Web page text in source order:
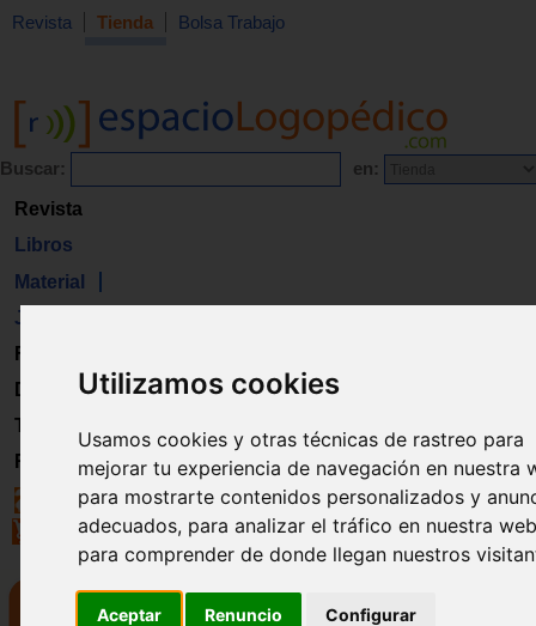
Utilizamos cookies
Usamos cookies y otras técnicas de rastreo para
mejorar tu experiencia de navegación en nuestra
para mostrarte contenidos personalizados y
adecuados, para analizar el tráfico en nuestra
para comprender de donde llegan nuestros
Aceptar Renuncio Configurar
Revista Tienda Bolsa Trabajo
Buscar: en:
Revista
Libros
Material
Juguetes
Formación
Directorio
Trabajo
Registro